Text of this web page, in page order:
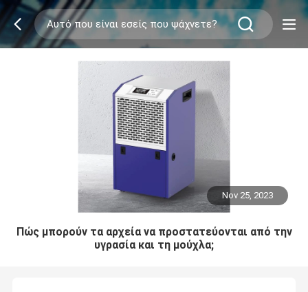
Nov 25, 2023
Πώς μπορούν τα αρχεία να προστατεύονται από την
υγρασία και τη μούχλα;